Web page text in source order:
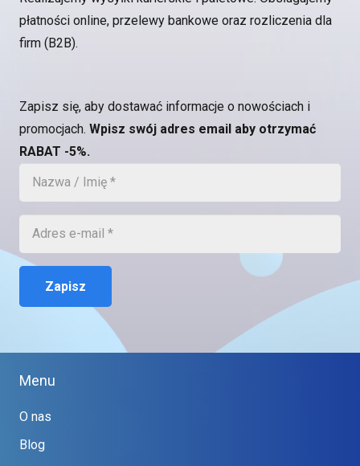
płatności online, przelewy bankowe oraz rozliczenia dla
firm (B2B).
Zapisz się, aby dostawać informacje o nowościach i
promocjach. Wpisz swój adres email aby otrzymać
RABAT -5%.
Zapisz
Menu
O nas
Blog